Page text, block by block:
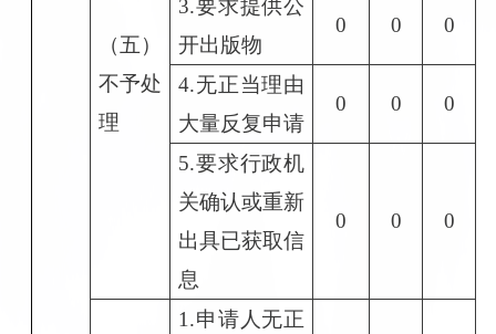
（五）
不予处
理
3.要求提供公
开出版物
0 0 0
4.无正当理由
大量反复申请
0 0 0
5.要求行政机
关确认或重新
出具已获取信
息
0 0 0
1.申请人无正